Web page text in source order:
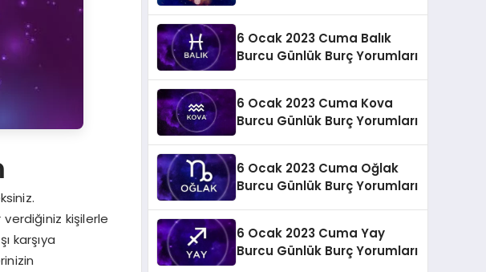
kişilerle
karşıya
6 Ocak 2023 Cuma Balık
Burcu Günlük Burç Yorumları
6 Ocak 2023 Cuma Kova
Burcu Günlük Burç Yorumları
6 Ocak 2023 Cuma Oğlak
Burcu Günlük Burç Yorumları
6 Ocak 2023 Cuma Yay
Burcu Günlük Burç Yorumları